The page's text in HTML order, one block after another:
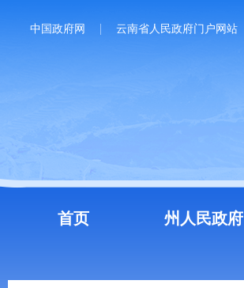
中国政府网 云南省人民政府门户网站
首页 州人民政府